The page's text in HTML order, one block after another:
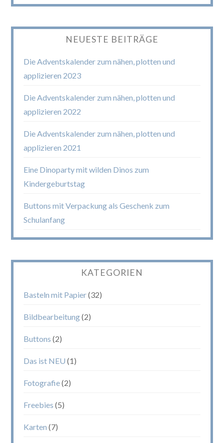
NEUESTE BEITRÄGE
Die Adventskalender zum nähen, plotten und
applizieren 2023
Die Adventskalender zum nähen, plotten und
applizieren 2022
Die Adventskalender zum nähen, plotten und
applizieren 2021
Eine Dinoparty mit wilden Dinos zum
Kindergeburtstag
Buttons mit Verpackung als Geschenk zum
Schulanfang
KATEGORIEN
Basteln mit Papier(32)
Bildbearbeitung(2)
Buttons (2)
Das ist NEU (1)
Fotografie(2)
Freebies (5)
Karten (7)